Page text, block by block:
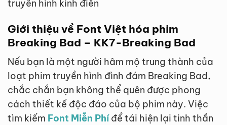
truyền hình kinh điển
Giới thiệu về Font Việt hóa phim
Breaking Bad – KK7-Breaking Bad
Nếu bạn là một người hâm mộ trung thành của
loạt phim truyền hình đình đám Breaking Bad,
chắc chắn bạn không thể quên được phong
cách thiết kế độc đáo của bộ phim này. Việc
tìm kiếm Font Miễn Phíđể tái hiện lại tinh thần